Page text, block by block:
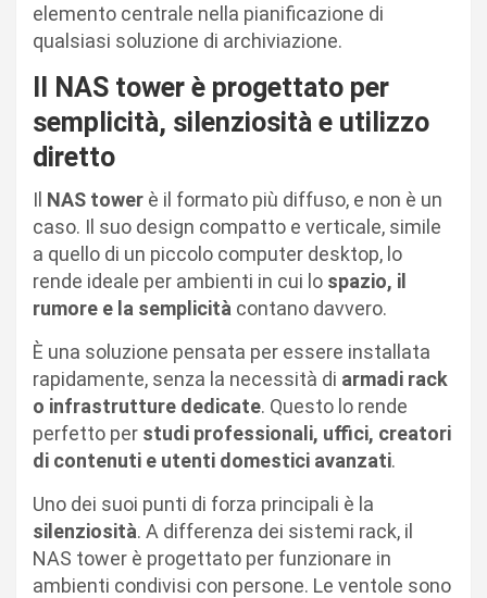
elemento centrale nella pianificazione di
qualsiasi soluzione di archiviazione.
Il NAS tower è progettato per
semplicità, silenziosità e utilizzo
diretto
Il NAS tower è il formato più diffuso, e non è un
caso. Il suo design compatto e verticale, simile
a quello di un piccolo computer desktop, lo
rende ideale per ambienti in cui lo spazio, il
rumore e la semplicità contano davvero.
È una soluzione pensata per essere installata
rapidamente, senza la necessità di armadi rack
o infrastrutture dedicate. Questo lo rende
perfetto per studi professionali, uffici, creatori
di contenuti e utenti domestici avanzati.
Uno dei suoi punti di forza principali è la
silenziosità. A differenza dei sistemi rack, il
NAS tower è progettato per funzionare in
ambienti condivisi con persone. Le ventole sono